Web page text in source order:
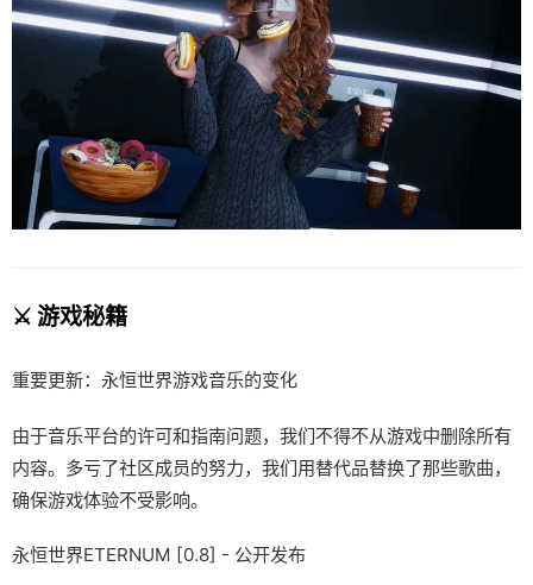
⚔️ 游戏秘籍
重要更新：永恒世界游戏音乐的变化
由于音乐平台的许可和指南问题，我们不得不从游戏中删除所有
内容。多亏了社区成员的努力，我们用替代品替换了那些歌曲，
确保游戏体验不受影响。
永恒世界ETERNUM [0.8] - 公开发布